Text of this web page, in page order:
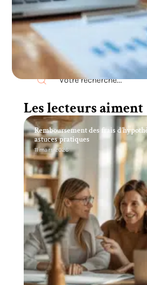
Recherche
Les lecteurs aiment
Remboursement des frais
astuces pratiques
11 mars 2026